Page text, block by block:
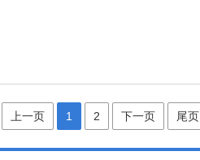
上一页 1 2 下一页 尾页